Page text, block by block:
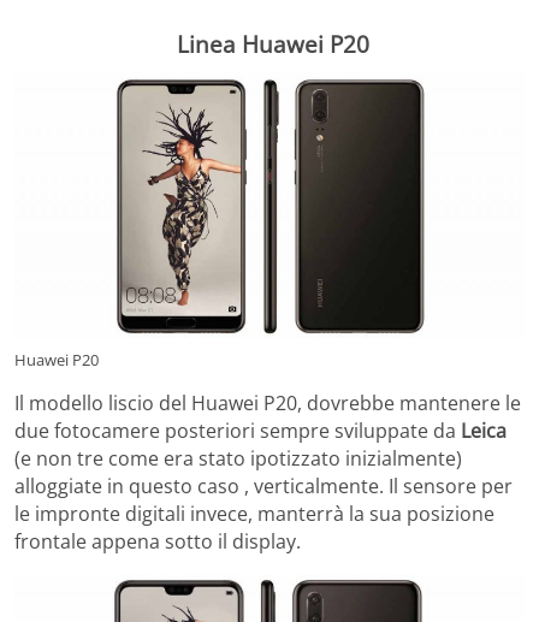
Linea Huawei P20
Huawei P20
Il modello liscio del Huawei P20, dovrebbe mantenere le
due fotocamere posteriori sempre sviluppate da Leica
(e non tre come era stato ipotizzato inizialmente)
alloggiate in questo caso , verticalmente. Il sensore per
le impronte digitali invece, manterrà la sua posizione
frontale appena sotto il display.